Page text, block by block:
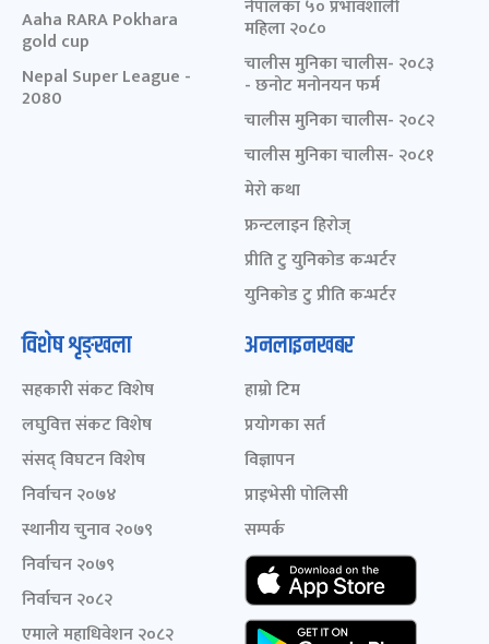
Aaha RARA Pokhara
gold cup
Nepal Super League -
2080
नेपालका ५० प्रभावशाली
महिला २०८०
चालीस मुनिका चालीस- २०८३
- छनोट मनोनयन फर्म
चालीस मुनिका चालीस- २०८२
चालीस मुनिका चालीस- २०८१
मेरो कथा
फ्रन्टलाइन हिरोज्
प्रीति टु युनिकोड कन्भर्टर
युनिकोड टु प्रीति कन्भर्टर
विशेष शृङ्खला
सहकारी संकट विशेष
लघुवित्त संकट विशेष
संसद् विघटन विशेष
निर्वाचन २०७४
स्थानीय चुनाव २०७९
निर्वाचन २०७९
निर्वाचन २०८२
एमाले महाधिवेशन २०८२
अनलाइनखबर
हाम्रो टिम
प्रयोगका सर्त
विज्ञापन
प्राइभेसी पोलिसी
सम्पर्क